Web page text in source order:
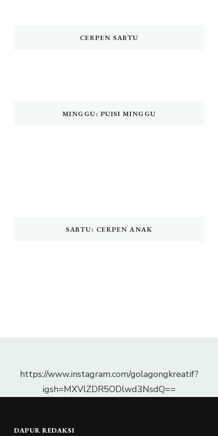
CERPEN SABTU
MINGGU: PUISI MINGGU
SABTU: CERPEN ANAK
https://www.instagram.com/golagongkreatif?
igsh=MXVlZDR5ODlwd3NsdQ==
DAPUR REDAKSI